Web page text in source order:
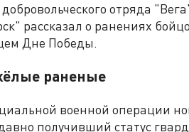
отряда
рассказал о ранениях
Дне Победы.
раненые
военной операции
получивший статус